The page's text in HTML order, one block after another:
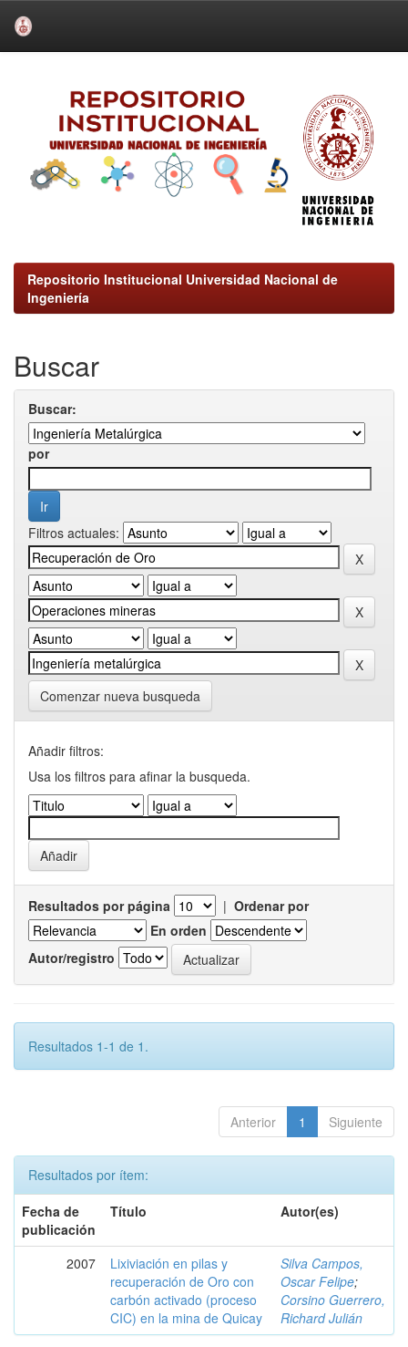
Repositorio Institucional Universidad Nacional de
Ingeniería
Buscar
Buscar:
por
Filtros actuales:
Comenzar nueva busqueda
Añadir filtros:
Usa los filtros para afinar la busqueda.
Resultados por página | Ordenar por
En orden
Autor/registro
Resultados 1-1 de 1.
Anterior 1 Siguiente
Resultados por ítem:
Fecha de
publicación
Título Autor(es)
2007
Lixiviación en pilas y
recuperación de Oro con
carbón activado (proceso
CIC) en la mina de Quicay
Silva Campos,
Oscar Felipe;
Corsino Guerrero,
Richard Julián